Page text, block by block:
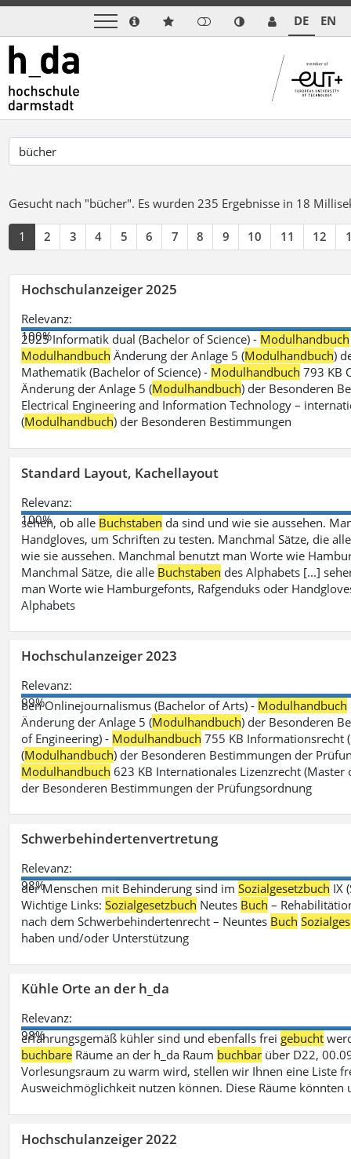
DE EN
Gesucht nach "bücher". Es wurden 235 Ergebnisse in 18
1 2 3 4 5 6 7 8 9 10 11 12
Hochschulanzeiger 2025
Relevanz:
100%
2025 Informatik dual (Bachelor of Science) - Modulhandbuch
Modulhandbuch Änderung der Anlage 5 (Modulhandbuch)
Mathematik (Bachelor of Science) - Modulhandbuch 793 KB
Änderung der Anlage 5 (Modulhandbuch) der Besonderen
Electrical Engineering and Information Technology –
(Modulhandbuch) der Besonderen Bestimmungen
Standard Layout, Kachellayout
Relevanz:
100%
sehen, ob alle Buchstaben da sind und wie sie aussehen.
Handgloves, um Schriften zu testen. Manchmal Sätze, die
wie sie aussehen. Manchmal benutzt man Worte wie
Manchmal Sätze, die alle Buchstaben des Alphabets [...]
man Worte wie Hamburgefonts, Rafgenduks oder
Alphabets
Hochschulanzeiger 2023
Relevanz:
99%
ben Onlinejournalismus (Bachelor of Arts) - Modulhandbuch
Änderung der Anlage 5 (Modulhandbuch) der Besonderen
of Engineering) - Modulhandbuch 755 KB Informationsrecht
(Modulhandbuch) der Besonderen Bestimmungen der
Modulhandbuch 623 KB Internationales Lizenzrecht (Master
der Besonderen Bestimmungen der Prüfungsordnung
Schwerbehindertenvertretung
Relevanz:
98%
der Menschen mit Behinderung sind imSozialgesetzbuch IX
Wichtige Links:Sozialgesetzbuch Neutes Buch –
nach dem Schwerbehindertenrecht – Neuntes Buch
haben und/oder Unterstützung
Kühle Orte an der h_da
Relevanz:
98%
erfahrungsgemäß kühler sind und ebenfalls frei gebucht
buchbare Räume an der h_da Raum buchbar über D22,
Vorlesungsraum zu warm wird, stellen wir Ihnen eine Liste
Ausweichmöglichkeit nutzen können. Diese Räume könnten
Hochschulanzeiger 2022